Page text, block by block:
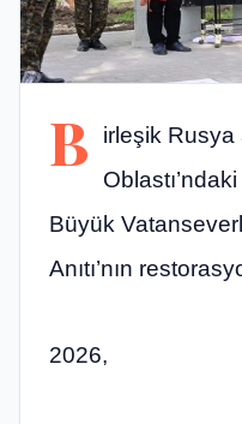
B
irleşik Rusya
Büyük
Anıtı’nın
2026,